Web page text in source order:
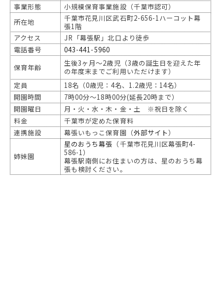
事業形態
小規模保育事業施設（千葉市認可）
所在地
千葉市花見川区武石町2-656-1ハーコット幕
張1階
アクセス
JR「幕張駅」北口より徒歩
電話番号
043-441-5960
保育年齢
生後3ヶ月～2歳児（3歳の誕生日を迎えた年
の年度末までご利用いただけます）
定員
18名（0歳児：4名、1.2歳児：14名）
開園時間
7時00分～18時00分(延長20時まで）
開園曜日
月・火・水・木・金・土 ※祝日を除く
料金
千葉市が定めた保育料
連携施設
幕張いもっこ保育園（外部サイト）
姉妹園
星のおうち幕張 （千葉市花見川区幕張町4-
586-1）
幕張駅南側にお住まいの方は、星のおうち幕
張も検討ください。